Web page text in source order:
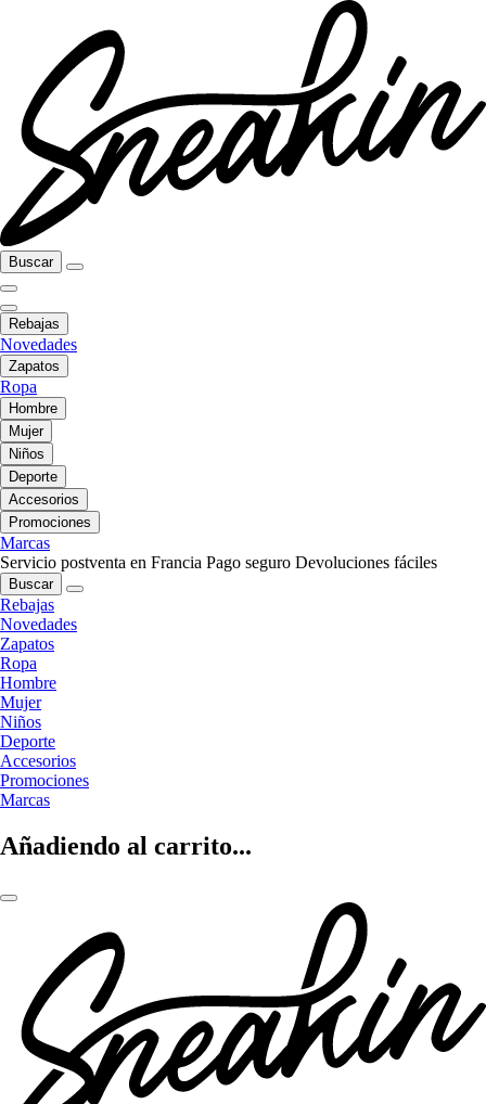
Buscar
Rebajas
Novedades
Zapatos
Ropa
Hombre
Mujer
Niños
Deporte
Accesorios
Promociones
Marcas
Servicio postventa en Francia Pago seguro Devoluciones fáciles
Buscar
Rebajas
Novedades
Zapatos
Ropa
Hombre
Mujer
Niños
Deporte
Accesorios
Promociones
Marcas
Añadiendo al carrito...